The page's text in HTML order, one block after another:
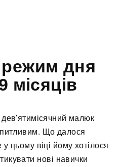
дня
місяців
дев'ятимісячний малюк
Що далося
цьому віці йому хотілося
нові навички